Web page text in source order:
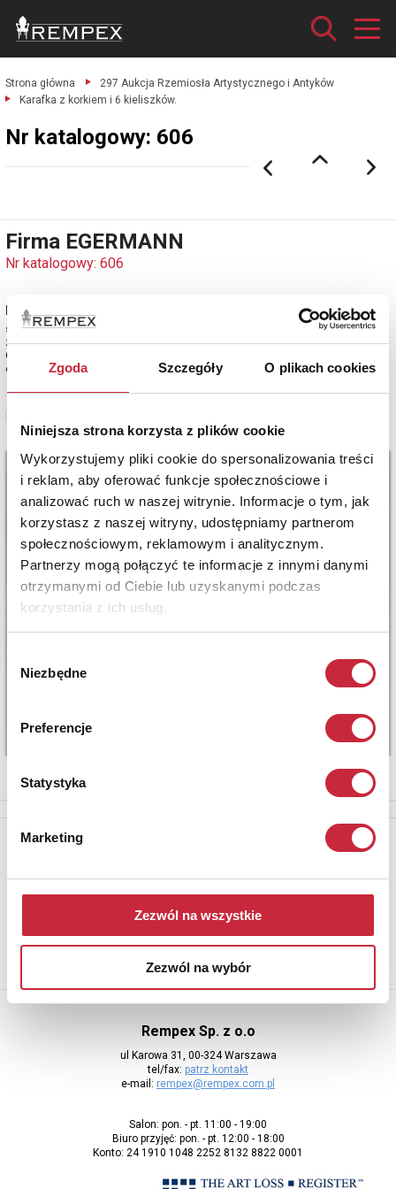
Zgoda Szczegóły O plikach cookies
Niniejsza strona korzysta z plików cookie
Wykorzystujemy pliki cookie do spersonalizowania treści
i reklam, aby oferować funkcje społecznościowe i
analizować ruch w naszej witrynie. Informacje o tym, jak
korzystasz z naszej witryny, udostępniamy partnerom
społecznościowym, reklamowym i analitycznym.
Partnerzy mogą połączyć te informacje z innymi danymi
otrzymanymi od Ciebie lub uzyskanymi podczas
korzystania z ich usług.
zgody
Niezbędne
Preferencje
Statystyka
Marketing
Zezwól na wszystkie
Zezwól na wybór
Strona główna
297 Aukcja Rzemiosła Artystycznego i Antyków
Karafka z korkiem i 6 kieliszków.
Nr katalogowy: 606
Firma EGERMANN
Nr katalogowy: 606
Karafka z korkiem i 6 kieliszków
szkło przeźroczyste, częściowo lazurowane, dekoracyjnie szlifowane i
złocone; farby emaliowe;
Czechy, Egermann, Novy Bor, XX w.
estymacja: 2 700 - 3 200 zł
Rempex Sp. z o.o
ul Karowa 31, 00-324 Warszawa
tel/fax: patrz kontakt
e-mail: rempex@rempex.com.pl
Salon: pon. - pt. 11:00 - 19:00
Biuro przyjęć: pon. - pt. 12:00 - 18:00
Konto: 24 1910 1048 2252 8132 8822 0001